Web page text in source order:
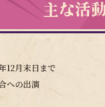
主な活
12月末日まで
への出演